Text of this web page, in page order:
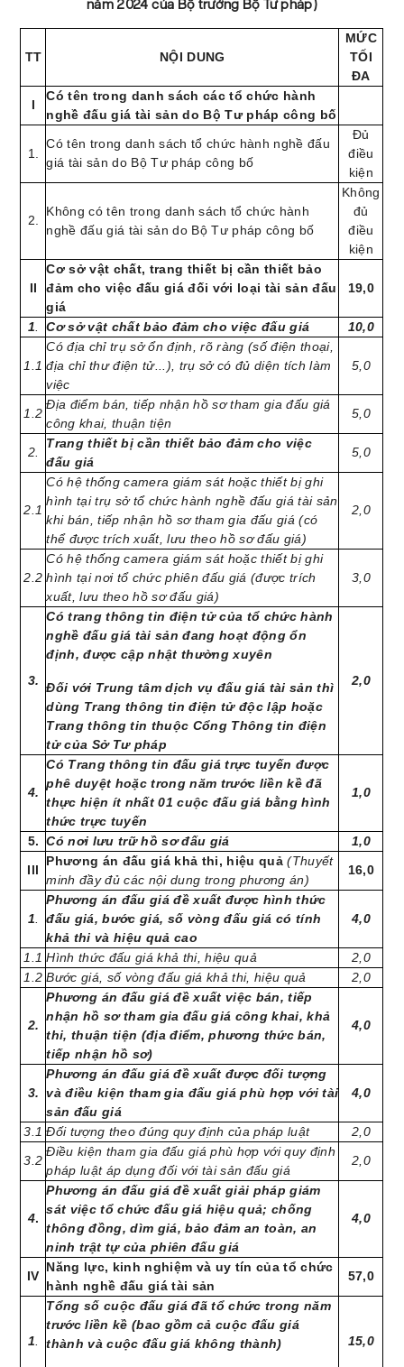
năm 2024 của Bộ trưởng Bộ Tư pháp)
TT NỘI DUNG
MỨC
TỐI
ĐA
I
Có tên trong danh sách các tổ chức hành
nghề đấu giá tài sản do Bộ Tư pháp công bố
1.
Có tên trong danh sách tổ chức hành nghề đấu
giá tài sản do Bộ Tư pháp công bố
Đủ
điều
kiện
2.
Không có tên trong danh sách tổ chức hành
nghề đấu giá tài sản do Bộ Tư pháp công bố
Không
đủ
điều
kiện
II
Cơ sở vật chất, trang thiết bị cần thiết bảo
đảm cho việc đấu giá đối với loại tài sản đấu
giá
19,0
1 Cơ sở vật chất bảo đảm cho việc đấu giá 10,0
1.1
Có địa chỉ trụ sở ổn định, rõ ràng (số điện thoại,
địa chỉ thư điện tử...), trụ sở có đủ diện tích làm
việc
5,0
1.2
Địa điểm bán, tiếp nhận hồ sơ tham gia đấu giá
công khai, thuận tiện
5,0
2.
Trang thiết bị cần thiết bảo đảm cho việc
đấu giá
5,0
2.1
Có hệ thống camera giám sát hoặc thiết bị ghi
hình tại trụ sở tổ chức hành nghề đấu giá tài sản
khi bán, tiếp nhận hồ sơ tham gia đấu giá (có
thể được trích xuất, lưu theo hồ sơ đấu giá)
2,0
2.2
Có hệ thống camera giám sát hoặc thiết bị ghi
hình tại nơi tổ chức phiên đấu giá (được trích
xuất, lưu theo hồ sơ đấu giá)
3,0
3.
Có trang thông tin điện tử của tổ chức hành
nghề đấu giá tài sản đang hoạt động ổn
định, được cập nhật thường xuyên
Đối với Trung tâm dịch vụ đấu giá tài sản thì
dùng Trang thông tin điện tử độc lập hoặc
Trang thông tin thuộc Cổng Thông tin điện
tử của Sở Tư pháp
2,0
4.
Có Trang thông tin đấu giá trực tuyến được
phê duyệt hoặc trong năm trước liền kề đã
thực hiện ít nhất 01 cuộc đấu giá bằng hình
thức trực tuyến
1,0
5. Có nơi lưu trữ hồ sơ đấu giá
1,0
Ill
Phương án đấu giá khả thi, hiệu quả(Thuyết
minh đầy đủ các nội dung trong phương án)
16,0
1
Phương án đấu giá đề xuất được hình thức
đấu giá, bước giá, số vòng đấu giá có tính
khả thi và hiệu quả cao
4,0
1.1 Hình thức đấu giá khả thi, hiệu quả
2,0
1.2 Bước giá, số vòng đấu giá khả thi, hiệu quả 2,0
2.
Phương án đấu giá đề xuất việc bán, tiếp
nhận hồ sơ tham gia đấu giá công khai, khả
thi, thuận tiện (địa điểm, phương thức bán,
tiếp nhận hồ sơ)
4,0
3.
Phương án đấu giá đề xuất được đối tượng
và điều kiện tham gia đấu giá phù hợp với tài
sản đấu giá
4,0
3.1 Đối tượng theo đúng quy định của pháp luật
2,0
3.2
Điều kiện tham gia đấu giá phù hợp với quy định
pháp luật áp dụng đối với tài sản đấu giá
2,0
4.
Phương án đấu giá đề xuất giải pháp giám
sát việc tổ chức đấu giá hiệu quả; chống
thông đồng, dìm giá, bảo đảm an toàn, an
ninh trật tự của phiên đấu giá
4,0
IV
Năng lực, kinh nghiệm và uy tín của tổ chức
hành nghề đấu giá tài sản
57,0
1
Tổng số cuộc đấu giá đã tổ chức trong năm
trước liền kề (bao gồm cả cuộc đấu giá
thành và cuộc đấu giá không thành)
15,0